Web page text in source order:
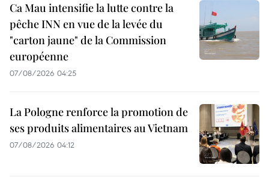
Ca Mau intensifie la lutte contre la
pêche INN en vue de la levée du
"carton jaune" de la Commission
européenne
07/08/2026 04:25
La Pologne renforce la promotion de
ses produits alimentaires au Vietnam
07/08/2026 04:12